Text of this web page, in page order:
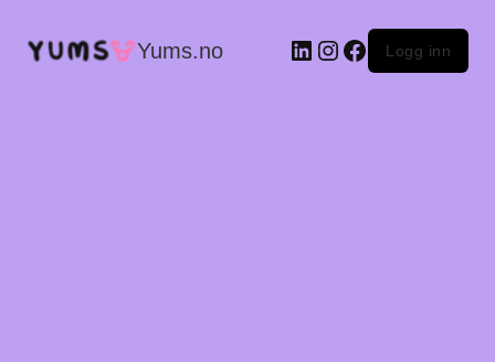
Yums.no LinkedIn
Instagram
Facebook
Logg inn